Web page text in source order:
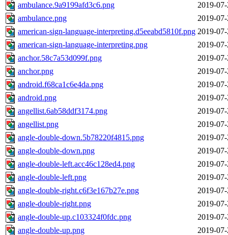
ambulance.9a9199afd3c6.png
2019-
ambulance.png
2019-
american-sign-language-interpreting.d5eeabd5810f.png 2019-
american-sign-language-interpreting.png
2019-
anchor.58c7a53d099f.png
2019-
anchor.png
2019-
android.f68ca1c6e4da.png
2019-
android.png
2019-
angellist.6ab58ddf3174.png
2019-
angellist.png
2019-
angle-double-down.5b78220f4815.png
2019-
angle-double-down.png
2019-
angle-double-left.acc46c128ed4.png
2019-
angle-double-left.png
2019-
angle-double-right.c6f3e167b27e.png
2019-
angle-double-right.png
2019-
angle-double-up.c103324f0fdc.png
2019-
angle-double-up.png
2019-